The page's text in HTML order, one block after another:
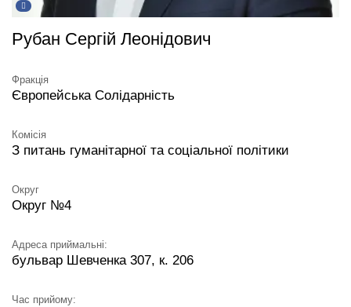
Рубан Сергій Леонідович
Адреса приймальні:
бульвар Шевченка 307, к. 206
Час прийому:
Фракція
Європейська Солідарність
Комісія
З питань гуманітарної та соціальної політики
Округ
Округ №4